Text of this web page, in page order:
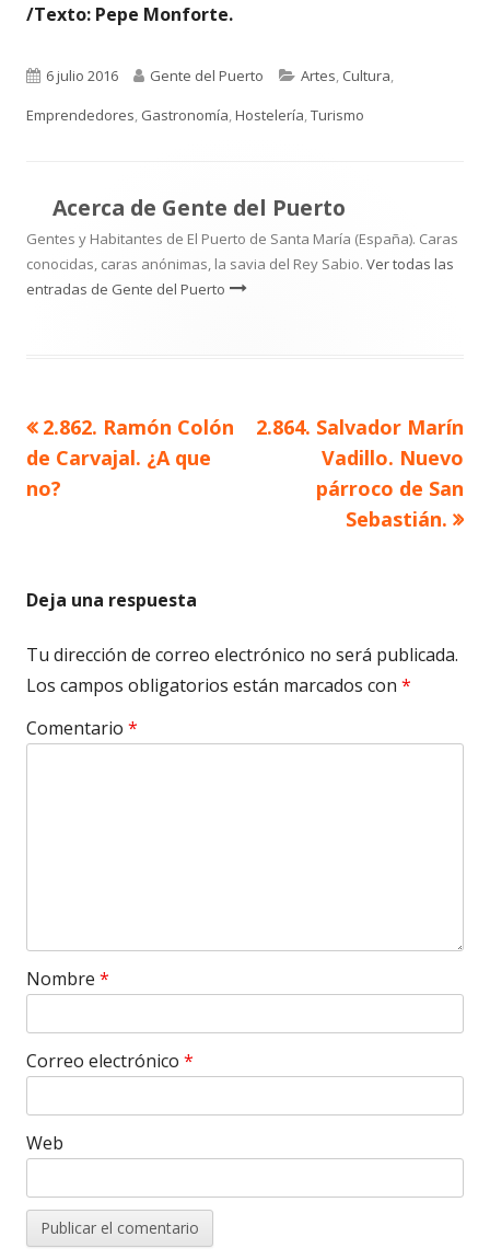
/Texto: Pepe Monforte.
Publicado
el
6 julio 2016 Autor
Gente del Puerto Categorías
Artes, Cultura,
Emprendedores, Gastronomía,Hostelería,Turismo
Acerca de Gente del Puerto
Gentes y Habitantes de El Puerto de Santa María (España). Caras
conocidas, caras anónimas, la savia del Rey Sabio. Ver todas las
entradas de Gente del Puerto
Navegación
de
Artículo
anterior
2.862. Ramón Colón
de Carvajal. ¿A que
no?
Artículo
siguiente
2.864. Salvador Marín
Vadillo. Nuevo
párroco de San
Sebastián.
Deja una respuesta
Tu dirección de correo electrónico no será publicada.
Los campos obligatorios están marcados con *
Comentario *
Nombre *
Correo electrónico *
Web